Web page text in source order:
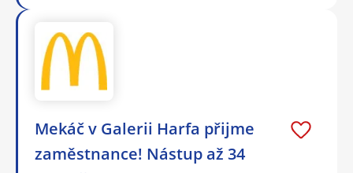
Mekáč v Galerii Harfa přijme
zaměstnance! Nástup až 34